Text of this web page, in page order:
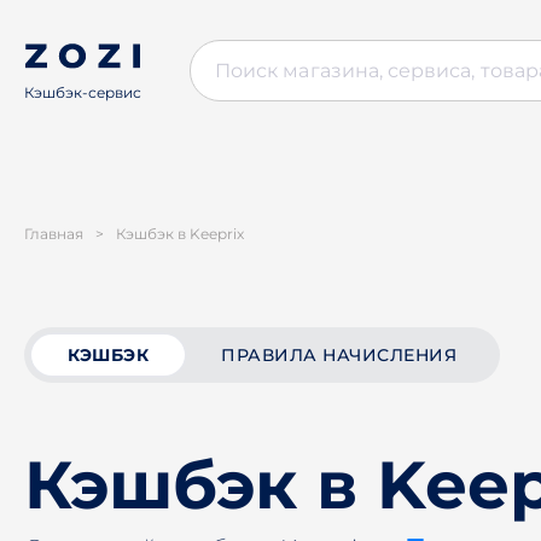
Кэшбэк-сервис
Главная > Кэшбэк в Keeprix
КЭШБЭК ПРАВИЛА НАЧИСЛЕНИЯ
Кэшбэк в